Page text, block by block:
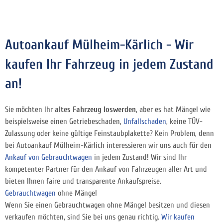
Autoankauf Mülheim-Kärlich - Wir
kaufen Ihr Fahrzeug in jedem Zustand
an!
Sie möchten Ihraltes Fahrzeug loswerden, aber es hat Mängel wie
beispielsweise einen Getriebeschaden, Unfallschaden, keine TÜV-
Zulassung oder keine gültige Feinstaubplakette? Kein Problem, denn
bei Autoankauf Mülheim-Kärlich interessieren wir uns auch für den
Ankauf von Gebrauchtwagen in jedem Zustand! Wir sind Ihr
kompetenter Partner für den Ankauf von Fahrzeugen aller Art und
bieten Ihnen faire und transparente Ankaufspreise.
Gebrauchtwagen ohne Mängel
Wenn Sie einen Gebrauchtwagen ohne Mängel besitzen und diesen
verkaufen möchten, sind Sie bei uns genau richtig. Wir kaufen